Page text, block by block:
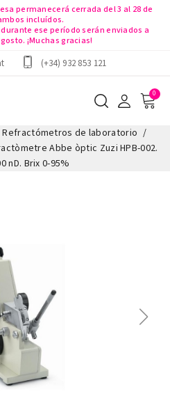
permanecerá cerrada del 3 al 28 de
incluídos.
ese período serán enviados a
¡Muchas gracias!
(+34) 932 853 121
Refractómetros de laboratorio
Abbe òptic Zuzi HPB-002.
nD. Brix 0-95%